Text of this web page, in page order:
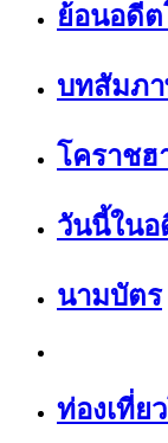
ย้อนอดี
บทสัมภ
โคราชฮ
วันนี้ในอ
นามบัตร
ท่องเที่ย